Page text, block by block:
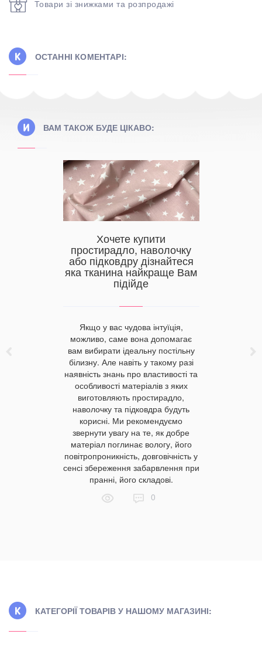
Товари зі знижками та розпродажі
ОСТАННІ КОМЕНТАРІ:
ВАМ ТАКОЖ БУДЕ ЦІКАВО:
Хочете купити
простирадло, наволочку
або підковдру дізнайтеся
яка тканина найкраще Вам
підійде
Якщо у вас чудова інтуїція,
можливо, саме вона допомагає
вам вибирати ідеальну постільну
білизну. Але навіть у такому разі
наявність знань про властивості та
особливості матеріалів з яких
виготовляють простирадло,
наволочку та підковдра будуть
корисні. Ми рекомендуємо
звернути увагу на те, як добре
матеріал поглинає вологу, його
повітропроникність, довговічність у
сенсі збереження забарвлення при
пранні, його складові.
0
КАТЕГОРІЇ ТОВАРІВ У НАШОМУ МАГАЗИНІ: